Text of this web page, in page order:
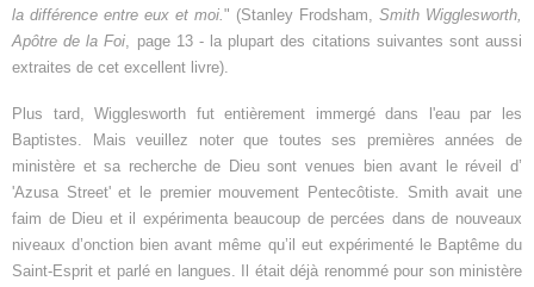
la différence entre eux et moi." (Stanley Frodsham, Smith Wigglesworth,
Apôtre de la Foi, page 13 - la plupart des citations suivantes sont aussi
extraites de cet excellent livre).
Plus tard, Wigglesworth fut entièrement immergé dans l'eau par les
Baptistes. Mais veuillez noter que toutes ses premières années de
ministère et sa recherche de Dieu sont venues bien avant le réveil d’
'Azusa Street' et le premier mouvement Pentecôtiste. Smith avait une
faim de Dieu et il expérimenta beaucoup de percées dans de nouveaux
niveaux d’onction bien avant même qu’il eut expérimenté le Baptême du
Saint-Esprit et parlé en langues. Il était déjà renommé pour son ministère